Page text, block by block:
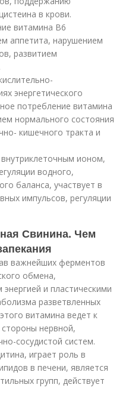
в крови.
витамина В6
аппетита, нарушением
развитием
энергетического
потребление витамина
нормального состояния
кишечного тракта и
ионом,
водного,
баланса, участвует в
импульсов, регуляции
Свинина. Чем
важнейших ферментов
обмена,
и пластическими
разветвленных
витамина ведет к
нервной,
сосудистой систем.
играет роль в
в печени, является
групп, действует